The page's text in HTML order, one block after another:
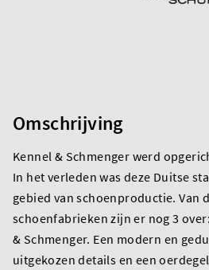
Omschrijving
Kennel & Schmenger werd
In het verleden was deze Duitse
gebied van schoenproductie. Van
schoenfabrieken zijn er nog 3
& Schmenger. Een modern en
uitgekozen details en een